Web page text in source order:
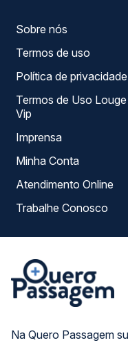
Na Quero Passagem
Sobre nós
Termos de uso
Política de privacidade
Termos de Uso Louge
Vip
Imprensa
Minha Conta
Atendimento Online
Trabalhe Conosco